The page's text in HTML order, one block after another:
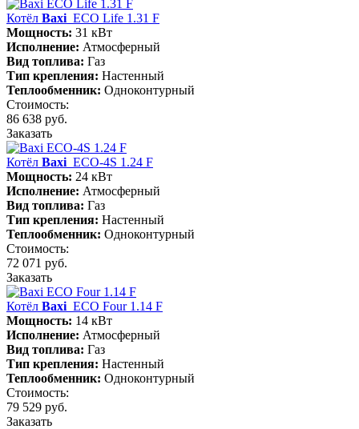
Котёл Baxi ECO Life 1.31 F
Мощность: 31 кВт
Исполнение: Атмосферный
Вид топлива: Газ
Тип крепления: Настенный
Теплообменник: Одноконтурный
Стоимость:
86 638 руб.
Заказать
Котёл Baxi ECO-4S 1.24 F
Мощность: 24 кВт
Исполнение: Атмосферный
Вид топлива: Газ
Тип крепления: Настенный
Теплообменник: Одноконтурный
Стоимость:
72 071 руб.
Заказать
Котёл Baxi ECO Four 1.14 F
Мощность: 14 кВт
Исполнение: Атмосферный
Вид топлива: Газ
Тип крепления: Настенный
Теплообменник: Одноконтурный
Стоимость:
79 529 руб.
Заказать